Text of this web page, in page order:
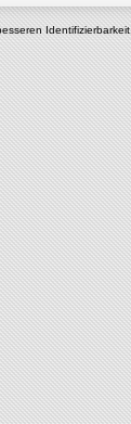
Identifizierbarkeit.